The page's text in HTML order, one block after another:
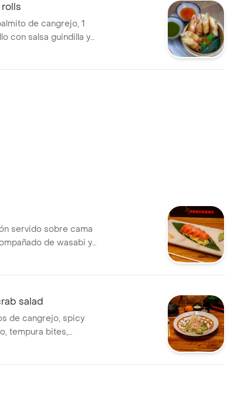
de cangrejo, 1
con salsa guindilla y
servido sobre cama
de wasabi y
salad
de cangrejo, spicy
tempura bites,
en cama de